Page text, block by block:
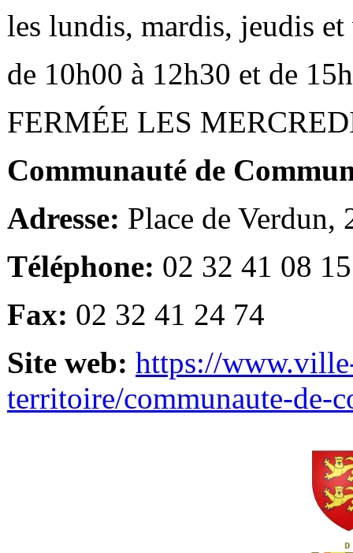
les lundis, mardis, jeudis et
de 10h00 à 12h30 et de
FERMÉE LES
Communauté de
Adresse: Place de Verdun,
Téléphone: 02 32 41 08 15
Fax: 02 32 41 24 74
Site web: https://
territoire/communaute-de-